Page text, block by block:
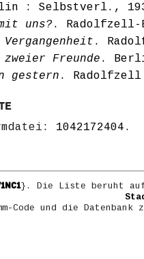
: Selbstverl.,
uns?. Radolfzell-
.
Freunde .
gestern . Radolfzell
1042172404 .
}. Die Liste beruht auf
Code und die